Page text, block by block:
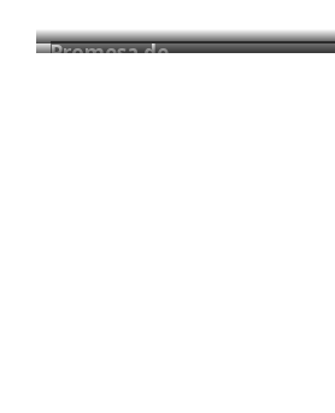
Promesa de…